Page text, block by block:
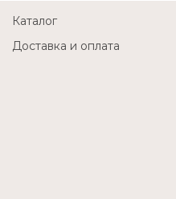
Каталог
Доставка и оплата